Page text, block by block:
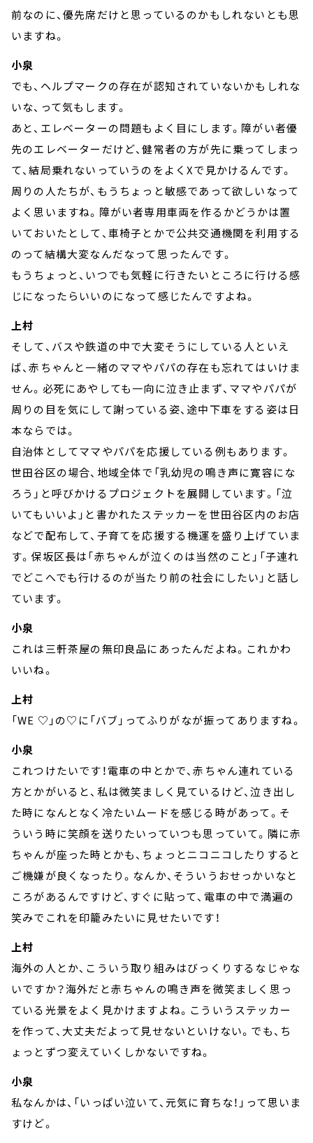
前なのに、優先席だけと思っているのかもしれないとも思
いますね。
小泉
でも、ヘルプマークの存在が認知されていないかもしれな
いな、って気もします。
あと、エレベーターの問題もよく目にします。障がい者優
先のエレベーターだけど、健常者の方が先に乗ってしまっ
て、結局乗れないっていうのをよくXで見かけるんです。
周りの人たちが、もうちょっと敏感であって欲しいなって
よく思いますね。障がい者専用車両を作るかどうかは置
いておいたとして、車椅子とかで公共交通機関を利用する
のって結構大変なんだなって思ったんです。
もうちょっと、いつでも気軽に行きたいところに行ける感
じになったらいいのになって感じたんですよね。
上村
そして、バスや鉄道の中で大変そうにしている人といえ
ば、赤ちゃんと一緒のママやパパの存在も忘れてはいけま
せん。必死にあやしても一向に泣き止まず、ママやパパが
周りの目を気にして謝っている姿、途中下車をする姿は日
本ならでは。
自治体としてママやパパを応援している例もあります。
世田谷区の場合、地域全体で「乳幼児の鳴き声に寛容にな
ろう」と呼びかけるプロジェクトを展開しています。「泣
いてもいいよ」と書かれたステッカーを世田谷区内のお店
などで配布して、子育てを応援する機運を盛り上げていま
す。保坂区長は「赤ちゃんが泣くのは当然のこと」「子連れ
でどこへでも行けるのが当たり前の社会にしたい」と話し
ています。
小泉
これは三軒茶屋の無印良品にあったんだよね。これかわ
いいね。
上村
「WE ♡」の♡に「バブ」ってふりがなが振ってありますね。
小泉
これつけたいです！電車の中とかで、赤ちゃん連れている
方とかがいると、私は微笑ましく見ているけど、泣き出し
た時になんとなく冷たいムードを感じる時があって。そ
ういう時に笑顔を送りたいっていつも思っていて。隣に赤
ちゃんが座った時とかも、ちょっとニコニコしたりすると
ご機嫌が良くなったり。なんか、そういうおせっかいなと
ころがあるんですけど、すぐに貼って、電車の中で満遍の
笑みでこれを印籠みたいに見せたいです！
上村
海外の人とか、こういう取り組みはびっくりするなじゃな
いですか？海外だと赤ちゃんの鳴き声を微笑ましく思っ
ている光景をよく見かけますよね。こういうステッカー
を作って、大丈夫だよって見せないといけない。でも、ち
ょっとずつ変えていくしかないですね。
小泉
私なんかは、「いっぱい泣いて、元気に育ちな！」って思いま
すけど。